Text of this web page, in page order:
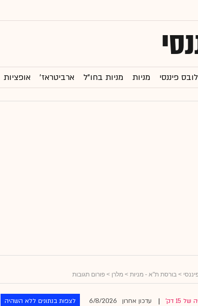
פיננסי מניות מניות בחו"ל ארביטראז' אופציות
> בורסת ת"א - מניות > מלרן > פורום תגובות
15 דק' עדכון אחרון 6/8/2026 לצפות בנתונים ללא השהיה